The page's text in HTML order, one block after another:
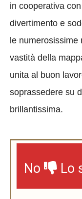
in cooperativa
divertimento e
le numerosissime
vastità della
unita al buon
soprassedere su
brillantissima.
No Lo